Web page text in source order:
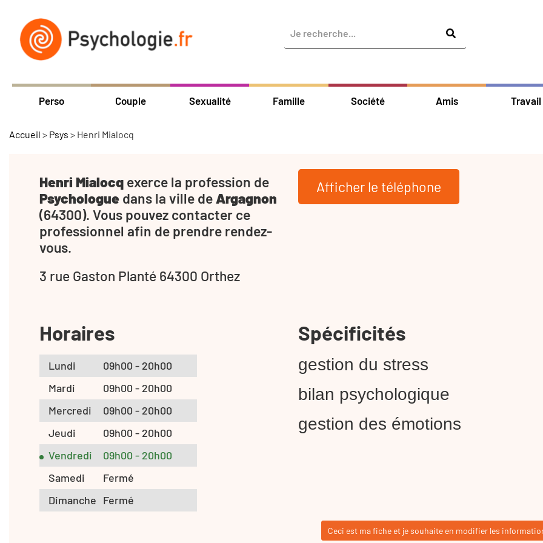
Perso Couple Sexualité Famille Société Amis Travail
Accueil > Psys > Henri Mialocq
Henri Mialocq exerce la profession de
Psychologue dans la ville de Argagnon
(64300). Vous pouvez contacter ce
professionnel afin de prendre rendez-
vous.
3 rue Gaston Planté 64300 Orthez
Afficher le téléphone
Horaires
Lundi
09h00 - 20h00
Mardi
09h00 - 20h00
Mercredi
09h00 - 20h00
Jeudi
09h00 - 20h00
Vendredi
09h00 - 20h00
Samedi
Fermé
Dimanche Fermé
Spécificités
gestion du stress
bilan psychologique
gestion des émotions
Ceci est ma fiche et je souhaite en modifier les